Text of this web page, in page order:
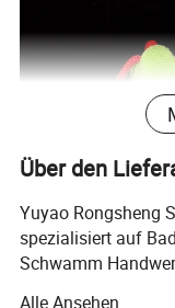
Über den
Yuyao Rongsheng
spezialisiert auf
Schwamm
Alle Ansehen